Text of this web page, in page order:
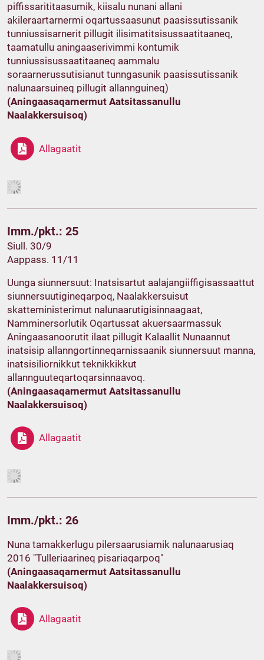
piffissarititaasumik, kiisalu nunani allani
akileraartarnermi oqartussaasunut paasissutissanik
tunniussisarnerit pillugit ilisimatitsisussaatitaaneq,
taamatullu aningaaserivimmi kontumik
tunniussisussaatitaaneq aammalu
soraarnerussutisianut tunngasunik paasissutissanik
nalunaarsuineq pillugit allannguineq)
(Aningaasaqarnermut Aatsitassanullu
Naalakkersuisoq)
Allagaatit
Imm./pkt.: 25
Siull. 30/9
Aappass. 11/11
Uunga siunnersuut: Inatsisartut aalajangiiffigisassaattut
siunnersuutigineqarpoq, Naalakkersuisut
skatteministerimut nalunaarutigisinnaagaat,
Namminersorlutik Oqartussat akuersaarmassuk
Aningaasanoorutit ilaat pillugit Kalaallit Nunaannut
inatsisip allanngortinneqarnissaanik siunnersuut manna,
inatsisiliornikkut teknikkikkut
allannguuteqartoqarsinnaavoq.
(Aningaasaqarnermut Aatsitassanullu
Naalakkersuisoq)
Allagaatit
Imm./pkt.: 26
Nuna tamakkerlugu pilersaarusiamik nalunaarusiaq
2016 "Tulleriaarineq pisariaqarpoq"
(Aningaasaqarnermut Aatsitassanullu
Naalakkersuisoq)
Allagaatit